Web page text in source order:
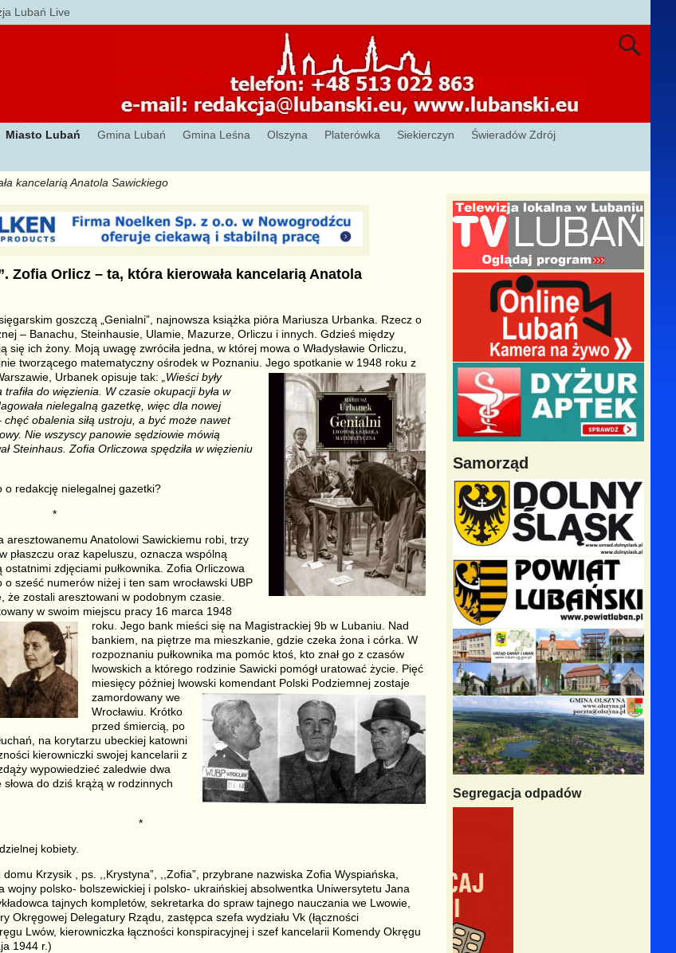
Lubań Live
Miasto Lubań Gmina Lubań Gmina Leśna Olszyna Platerówka Siekierczyn
Świeradów Zdrój
kancelarią Anatola Sawickiego
Zofia Orlicz – ta, która kierowała kancelarią Anatola
goszczą „Genialni”, najnowsza książka pióra Mariusza Urbanka. Rzecz o
– Banachu, Steinhausie, Ulamie, Mazurze, Orliczu i innych. Gdzieś między
się ich żony. Moją uwagę zwróciła jedna, w której mowa o Władysławie Orliczu,
tworzącego matematyczny ośrodek w Poznaniu. Jego spotkanie w 1948 roku z
Urbanek opisuje tak:
„Wieści były
do więzienia. W czasie okupacji była w
nielegalną gazetkę, więc dla nowej
chęć obalenia siłą ustroju, a być może nawet
Nie wszyscy panowie sędziowie mówią
Steinhaus. Zofia Orliczowa spędziła w więzieniu
o redakcję nielegalnej gazetki?
*
aresztowanemu Anatolowi Sawickiemu robi, trzy
płaszczu oraz kapeluszu, oznacza wspólną
zdjęciami pułkownika. Zofia Orliczowa
sześć numerów niżej i ten sam wrocławski UBP
że zostali aresztowani w podobnym czasie.
w swoim miejscu pracy 16 marca 1948
roku. Jego bank mieści się na Magistrackiej 9b w Lubaniu. Nad
bankiem, na piętrze ma mieszkanie, gdzie czeka żona i córka. W
rozpoznaniu pułkownika ma pomóc ktoś, kto znał go z czasów
lwowskich a którego rodzinie Sawicki pomógł uratować życie. Pięć
miesięcy później lwowski komendant Polski Podziemnej zostaje
zamordowany we
Wrocławiu. Krótko
przed śmiercią, po
na korytarzu ubeckiej katowni
kierowniczki swojej kancelarii z
wypowiedzieć zaledwie dwa
słowa do dziś krążą w rodzinnych
*
kobiety.
Krzysik , ps. ,,Krystyna”, ,,Zofia”, przybrane nazwiska Zofia Wyspiańska,
wojny polsko- bolszewickiej i polsko- ukraińskiej absolwentka Uniwersytetu Jana
tajnych kompletów, sekretarka do spraw tajnego nauczania we Lwowie,
Okręgowej Delegatury Rządu, zastępca szefa wydziału Vk (łączności
Lwów, kierowniczka łączności konspiracyjnej i szef kancelarii Komendy Okręgu
1944 r.)
Samorząd
Segregacja odpadów